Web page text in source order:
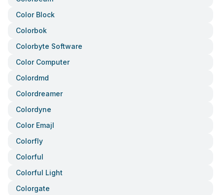
Color Block
Colorbok
Colorbyte Software
Color Computer
Colordmd
Colordreamer
Colordyne
Color Emajl
Colorfly
Colorful
Colorful Light
Colorgate